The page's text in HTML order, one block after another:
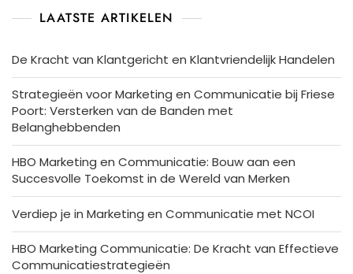
LAATSTE ARTIKELEN
De Kracht van Klantgericht en Klantvriendelijk Handelen
Strategieën voor Marketing en Communicatie bij Friese
Poort: Versterken van de Banden met
Belanghebbenden
HBO Marketing en Communicatie: Bouw aan een
Succesvolle Toekomst in de Wereld van Merken
Verdiep je in Marketing en Communicatie met NCOI
HBO Marketing Communicatie: De Kracht van Effectieve
Communicatiestrategieën